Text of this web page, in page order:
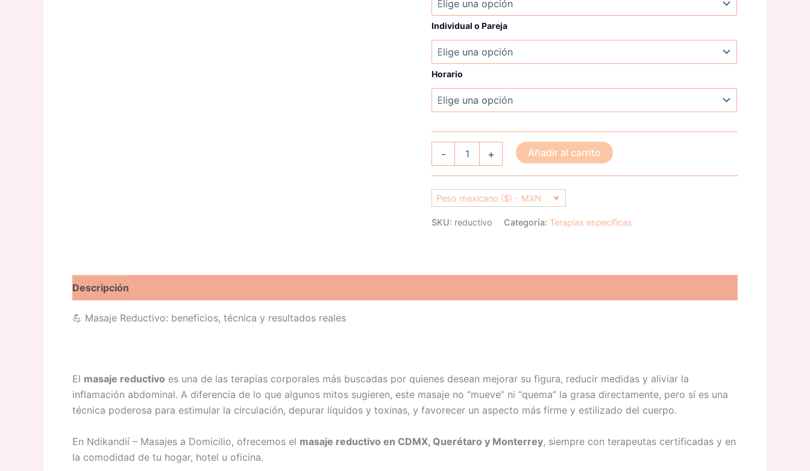
Individual o Pareja
Horario
- + Añadir al carrito
Peso mexicano ($) - MXN
SKU: reductivo Categoría: Terapias específicas
Descripción
💪 Masaje Reductivo: beneficios, técnica y resultados reales
El masaje reductivo es una de las terapias corporales más buscadas por quienes desean mejorar su figura, reducir medidas y aliviar la
inflamación abdominal. A diferencia de lo que algunos mitos sugieren, este masaje no “mueve” ni “quema” la grasa directamente, pero sí es una
técnica poderosa para estimular la circulación, depurar líquidos y toxinas, y favorecer un aspecto más firme y estilizado del cuerpo.
En Ndikandií – Masajes a Domicilio, ofrecemos el masaje reductivo en CDMX, Querétaro y Monterrey, siempre con terapeutas certificadas y en
la comodidad de tu hogar, hotel u oficina.